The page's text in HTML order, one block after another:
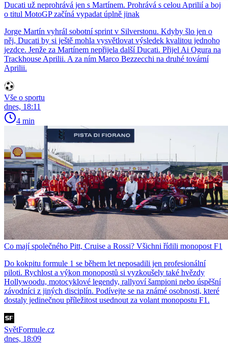
Ducati už neprohrává jen s Martínem. Prohrává s celou Aprilií a boj
o titul MotoGP začíná vypadat úplně jinak
Jorge Martín vyhrál sobotní sprint v Silverstonu. Kdyby šlo jen o
něj, Ducati by si ještě mohla vysvětlovat výsledek kvalitou jednoho
jezdce. Jenže za Martínem nepřijela další Ducati. Přijel Ai Ogura na
Trackhouse Aprilii. A za ním Marco Bezzecchi na druhé tovární
Aprilii.
Vše o sportu
dnes, 18:11
4 min
Co mají společného Pitt, Cruise a Rossi? Všichni řídili monopost F1
Do kokpitu formule 1 se během let neposadili jen profesionální
piloti. Rychlost a výkon monopostů si vyzkoušely také hvězdy
Hollywoodu, motocyklové legendy, rallyoví šampioni nebo úspěšní
závodníci z jiných disciplín. Podívejte se na známé osobnosti, které
dostaly jedinečnou příležitost usednout za volant monopostu F1.
SvětFormule.cz
dnes, 18:09